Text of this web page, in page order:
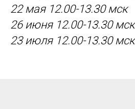
22 мая 12.00-13.30 мск
26 июня 12.00-13.30 мск
23 июля 12.00-13.30 мск